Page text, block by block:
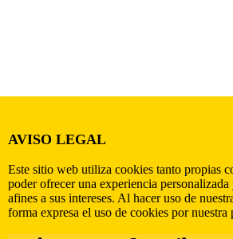
AVISO LEGAL
Este sitio web utiliza cookies tanto propias
poder ofrecer una experiencia
afines a sus intereses. Al hacer uso de
forma expresa el uso de cookies por nuestra